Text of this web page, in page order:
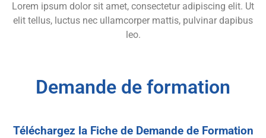
Lorem ipsum dolor sit amet, consectetur adipiscing elit. Ut
elit tellus, luctus nec ullamcorper mattis, pulvinar dapibus
leo.
Demande de formation
Téléchargez la Fiche de Demande de Formation